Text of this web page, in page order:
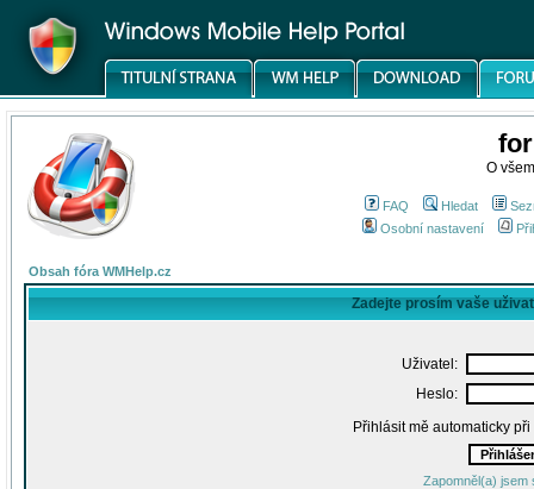
O
FAQ Hledat
Osobní nastavení
Obsah fóra WMHelp.cz
Zadejte prosím vaše
Uživatel:
Heslo:
Přihlásit mě automaticky
Zapomněl(a) jsem